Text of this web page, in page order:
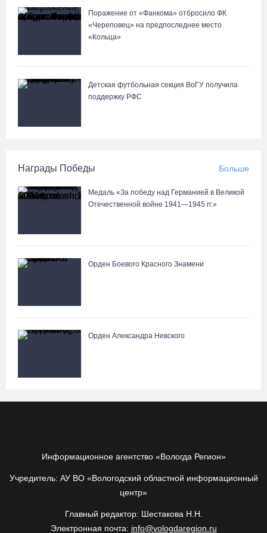
Поражение от «Фанкома» отбросило ФК
«Череповец» на предпоследнее место
«Кольца»
Детская футбольная секция ВоГУ получила
поддержку РФС
Награды Победы Больше
Медаль «За победу над Германией в Великой
Отечественной войне 1941—1945 гг.»
Орден Боевого Красного Знамени
Орден Александра Невского
Информационное агентство «Вологда Регион»
Учредитель: АУ ВО «Вологодский областной информационный
центр»
Главный редактор: Шестакова Н.Н.
Электронная почта: info@vologdaregion.ru